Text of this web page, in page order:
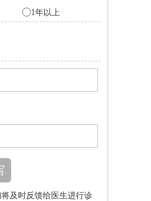
1年以上
及时反馈给医生进行诊